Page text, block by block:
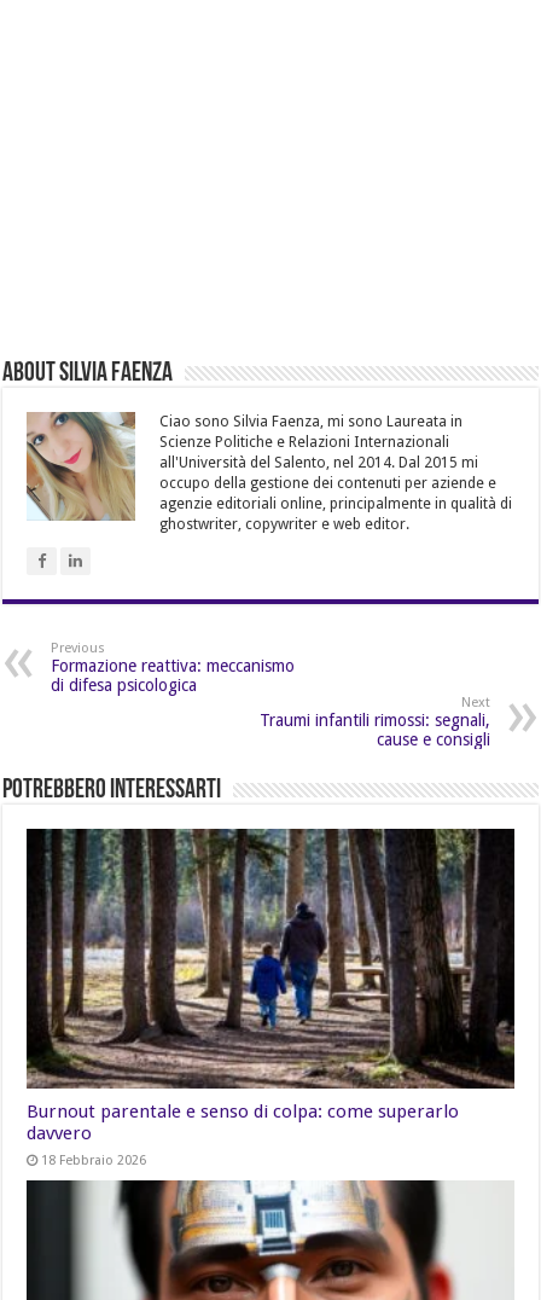
About Silvia Faenza
Ciao sono Silvia Faenza, mi sono Laureata in
Scienze Politiche e Relazioni Internazionali
all'Università del Salento, nel 2014. Dal 2015 mi
occupo della gestione dei contenuti per aziende e
agenzie editoriali online, principalmente in qualità di
ghostwriter, copywriter e web editor.
Previous
Formazione reattiva: meccanismo
di difesa psicologica
Next
Traumi infantili rimossi: segnali,
cause e consigli
Potrebbero Interessarti
Burnout parentale e senso di colpa: come superarlo
davvero
18 Febbraio 2026